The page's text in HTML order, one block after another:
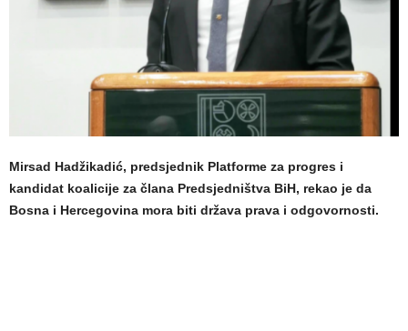
Mirsad Hadžikadić, predsjednik Platforme za progres i
kandidat koalicije za člana Predsjedništva BiH, rekao je da
Bosna i Hercegovina mora biti država prava i odgovornosti.